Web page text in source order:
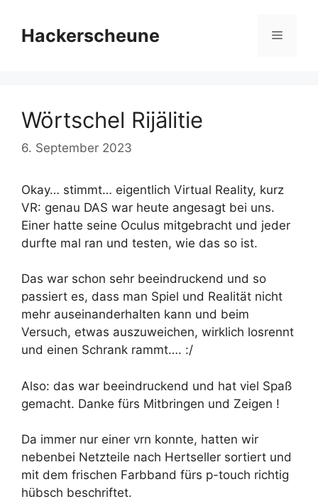
Inhalt
springen
Hackerscheune Menü
Wörtschel Rijälitie
6. September 2023
Okay… stimmt… eigentlich Virtual Reality, kurz
VR: genau DAS war heute angesagt bei uns.
Einer hatte seine Oculus mitgebracht und jeder
durfte mal ran und testen, wie das so ist.
Das war schon sehr beeindruckend und so
passiert es, dass man Spiel und Realität nicht
mehr auseinanderhalten kann und beim
Versuch, etwas auszuweichen, wirklich losrennt
und einen Schrank rammt…. :/
Also: das war beeindruckend und hat viel Spaß
gemacht. Danke fürs Mitbringen und Zeigen !
Da immer nur einer vrn konnte, hatten wir
nebenbei Netzteile nach Hertseller sortiert und
mit dem frischen Farbband fürs p-touch richtig
hübsch beschriftet.